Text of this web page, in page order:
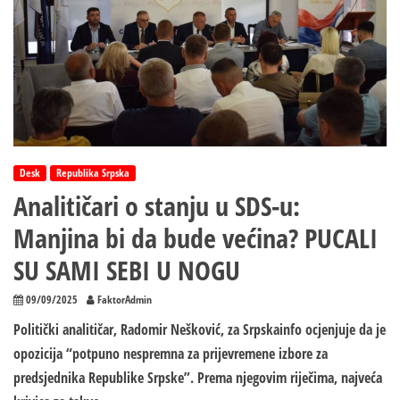
Desk Republika Srpska
Analitičari o stanju u SDS-u:
Manjina bi da bude većina? PUCALI
SU SAMI SEBI U NOGU
09/09/2025 FaktorAdmin
Politički analitičar, Radomir Nešković, za Srpskainfo ocjenjuje da je
opozicija “potpuno nespremna za prijevremene izbore za
predsjednika Republike Srpske”. Prema njegovim riječima, najveća